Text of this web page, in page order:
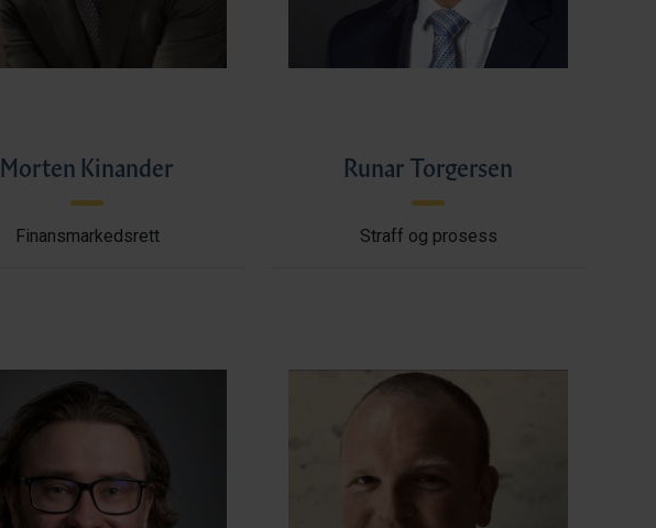
Morten Kinander
Finansmarkedsrett
Runar Torgersen
Straff og prosess